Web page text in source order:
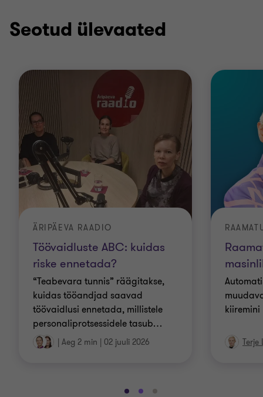
Seotud ülevaated
Töövaidluste ABC: kuidas
riske ennetada?
ÄRIPÄEVA RAADIO
“Teabevara tunnis” räägitakse,
kuidas tööandjad saavad
töövaidlusi ennetada, millistele
personaliprotsessidele tasub…
| Aeg 2 min | 02 juuli 2026 Terje